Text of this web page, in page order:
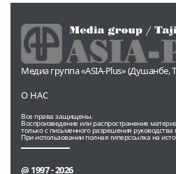
Медиа группа «ASIA-Plus» (Душанбе,
О НАС
Все права защищены.
Воспроизведение или распространение
только с письменного разрешения руководства
При использовании полная гиперссылка на
@ 1997 - 2026